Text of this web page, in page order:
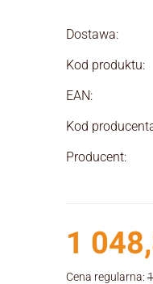
Dostawa:
Kod produktu:
EAN:
Kod
Producent:
1
Cena regularna: